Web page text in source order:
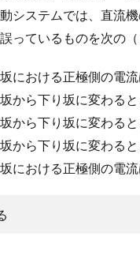
システムでは、直流
っているものを次の
坂における正極側の電
坂から下り坂に変わる
坂から下り坂に変わる
坂から下り坂に変わる
坂における正極側の電